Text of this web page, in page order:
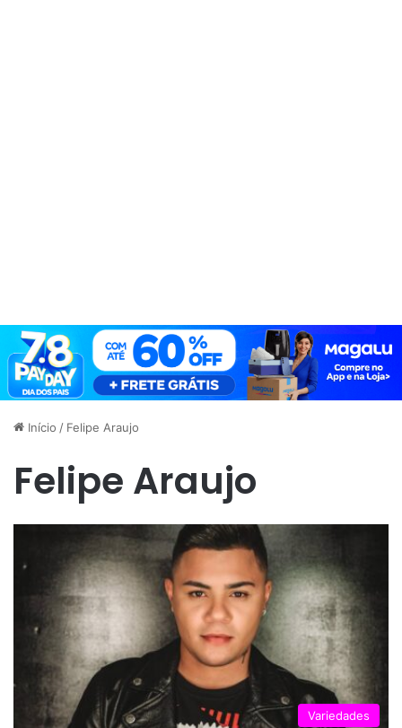
Início / Felipe Araujo
Felipe Araujo
Variedades